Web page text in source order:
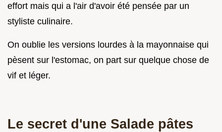
effort mais qui a l'air d'avoir été pensée par un
styliste culinaire.
On oublie les versions lourdes à la mayonnaise qui
pèsent sur l'estomac, on part sur quelque chose de
vif et léger.
Le secret d'une Salade pâtes